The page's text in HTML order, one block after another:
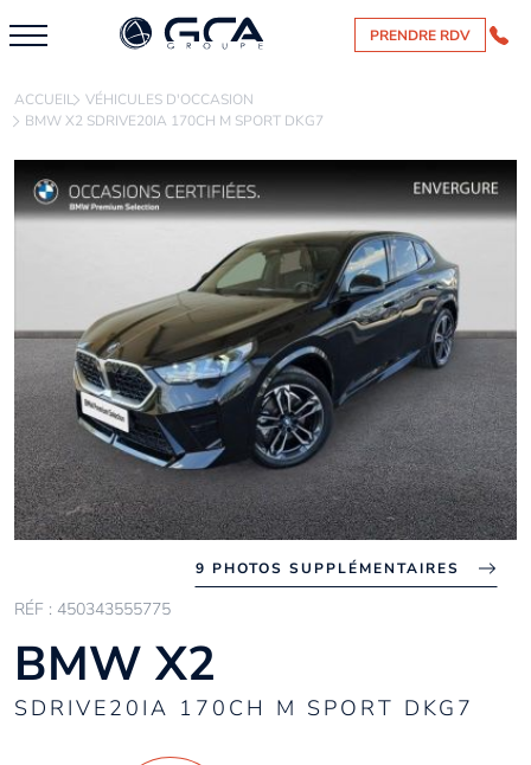
PRENDRE RDV
ACCUEIL VÉHICULES D'OCCASION
BMW X2 SDRIVE20IA 170CH M SPORT DKG7
9 PHOTOS SUPPLÉMENTAIRES
RÉF : 450343555775
BMW X2
SDRIVE20IA 170CH M SPORT DKG7